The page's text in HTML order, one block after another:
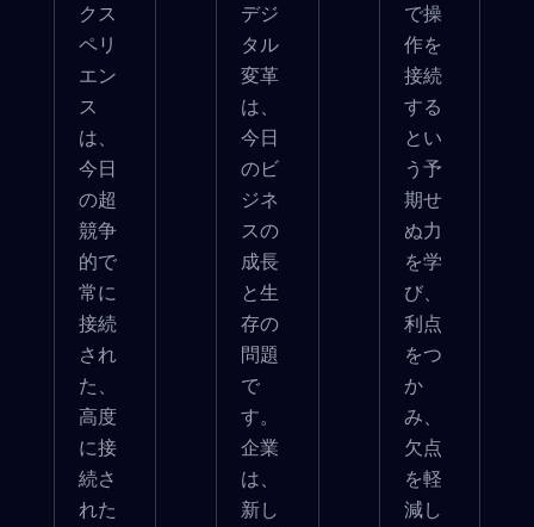
クス
ペリ
エン
ス
は、
今日
の超
競争
的で
常に
接続
され
た、
高度
に接
続さ
れた
デジ
タル
変革
は、
今日
のビ
ジネ
スの
成長
と生
存の
問題
で
す。
企業
は、
新し
で操
作を
接続
する
とい
う予
期せ
ぬ力
を学
び、
利点
をつ
か
み、
欠点
を軽
減し